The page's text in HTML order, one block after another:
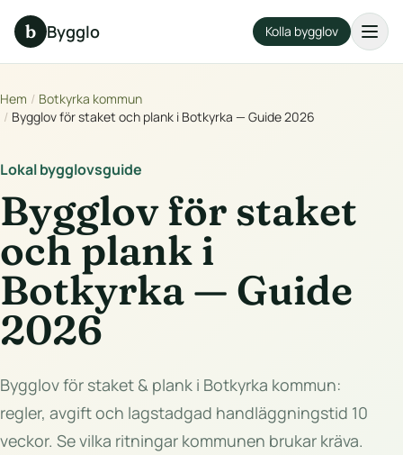
b Bygglo Kolla bygglov
Hem / Botkyrka kommun
/ Bygglov för staket och plank i Botkyrka — Guide 2026
Lokal bygglovsguide
Bygglov för staket
och plank i
Botkyrka — Guide
2026
Bygglov för staket & plank i Botkyrka kommun:
regler, avgift och lagstadgad handläggningstid 10
veckor. Se vilka ritningar kommunen brukar kräva.